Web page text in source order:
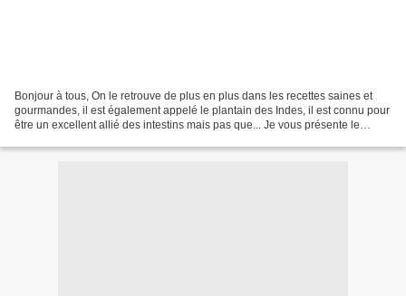
Bonjour à tous, On le retrouve de plus en plus dans les recettes saines et
gourmandes, il est également appelé le plantain des Indes, il est connu pour
être un excellent allié des intestins mais pas que... Je vous présente le